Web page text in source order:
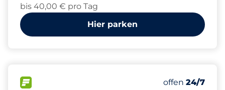
bis 40,00 € pro Tag
Hier parken
Anzahl der
offen 24/7